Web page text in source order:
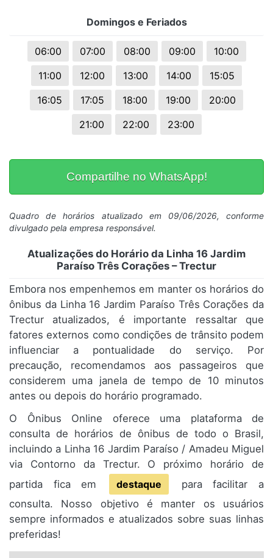
Domingos e Feriados
06:00 07:00 08:00 09:00
10:00
11:00
12:00 13:00 14:00
15:05
16:05
17:05 18:00 19:00
20:00
21:00
22:00 23:00
Compartilhe no WhatsApp!
Quadro de horários atualizado em 09/06/2026, conforme
divulgado pela empresa responsável.
Atualizações do Horário da Linha 16 Jardim
Paraíso Três Corações – Trectur
Embora nos empenhemos em manter os horários do
ônibus da Linha 16 Jardim Paraíso Três Corações da
Trectur atualizados, é importante ressaltar que
fatores externos como condições de trânsito podem
influenciar a pontualidade do serviço. Por
precaução, recomendamos aos passageiros que
considerem uma janela de tempo de 10 minutos
antes ou depois do horário programado.
O Ônibus Online oferece uma plataforma de
consulta de horários de ônibus de todo o Brasil,
incluindo a Linha 16 Jardim Paraíso / Amadeu Miguel
via Contorno da Trectur. O próximo horário de
partida fica em
destaque
para facilitar a
consulta. Nosso objetivo é manter os usuários
sempre informados e atualizados sobre suas linhas
preferidas!